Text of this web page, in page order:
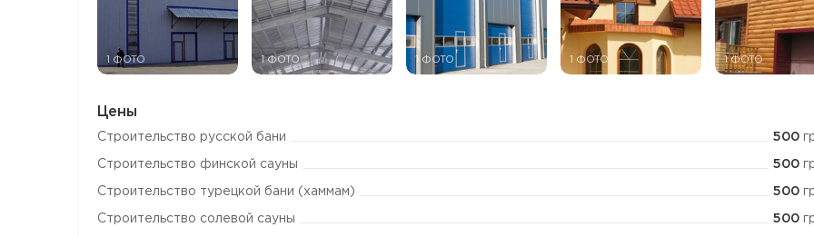
1 ФОТО 1 ФОТО 1 ФОТО 1 ФОТО 1 ФОТО
Цены
Строительство русской бани 500
Строительство финской сауны 500
Строительство турецкой бани (хаммам) 500
Строительство солевой сауны 500